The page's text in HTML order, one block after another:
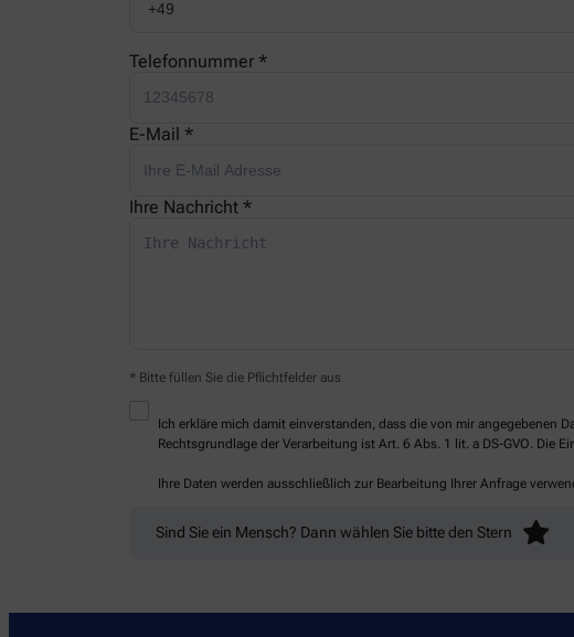
Telefonnummer *
E-Mail *
Ihre Nachricht *
* Bitte füllen Sie die Pflichtfelder aus
Ich erkläre mich damit einverstanden, dass die von mir angegebenen
Rechtsgrundlage der Verarbeitung ist Art. 6 Abs. 1 lit. a DS-GVO. Die
Ihre Daten werden ausschließlich zur Bearbeitung Ihrer Anfrage
Sind Sie ein Mensch? Dann wählen Sie bitteden Stern